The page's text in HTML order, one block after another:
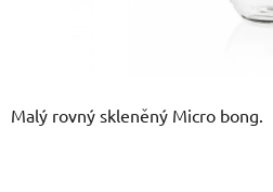
Malý rovný skleněný Micro bong.